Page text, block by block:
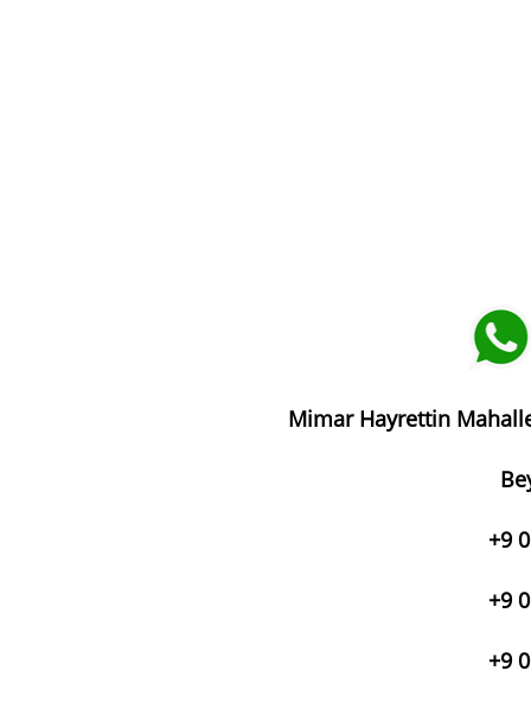
Mimar Hayrettin
+9
+9
+9